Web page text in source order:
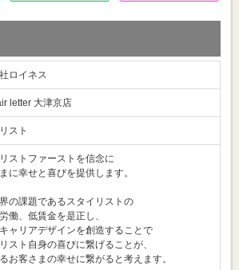
ロイネス
letter 大津京店
スト
ストファーストを信念に
に幸せと喜びを提供します。
の課題であるスタイリストの
働、低賃金を是正し、
ャリアデザインを創造することで
スト自身の喜びに繋げることが、
お客さまの幸せに繋がると考えます。